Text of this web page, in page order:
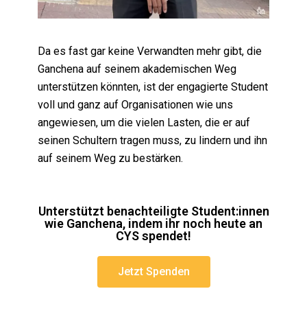
Da es fast gar keine Verwandten mehr gibt, die
Ganchena auf seinem akademischen Weg
unterstützen könnten, ist der engagierte Student
voll und ganz auf Organisationen wie uns
angewiesen, um die vielen Lasten, die er auf
seinen Schultern tragen muss, zu lindern und ihn
auf seinem Weg zu bestärken.
Unterstützt benachteiligte Student:innen
wie Ganchena, indem ihr noch heute an
CYS spendet!
Jetzt Spenden